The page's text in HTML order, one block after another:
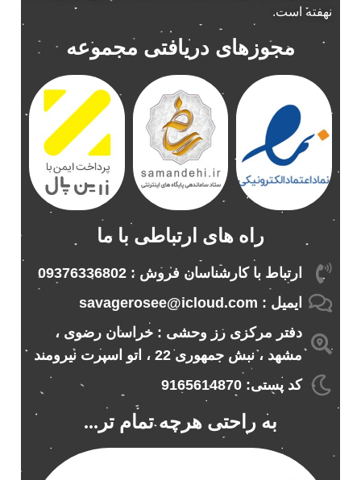
باند 6928p
1
باند پاناتک 6928p
باند خودرو پاناتک
باند خودرو ناکامیچی
باند فابریک خودرو
باند فابریک ناکامیچی 1
باند ماشین ناکامیچی
باند ناکامیچی
پخش 207
پخش 405
پخش MVM 530
پخش MVM X22 1
پخش اریو 1
پخش ال 90 1
پخش النترا
پخش ام وی ام 4
پخش ام وی ام 530
پخش ام وی ام ایکس 22
نهفته است.
مجوزهای دریافتی مجموعه
راه های ارتباطی با ما
ارتباط با کارشناسان فروش : 09376336802
ایمیل : savagerosee@icloud.com
دفتر مرکزی رز وحشی : خراسان رضوی ،
مشهد ، نبش جمهوری 22 ، اتو اسپرت نیرومند
کد پستی: 9165614870
به راحتی هرچه تمام تر...